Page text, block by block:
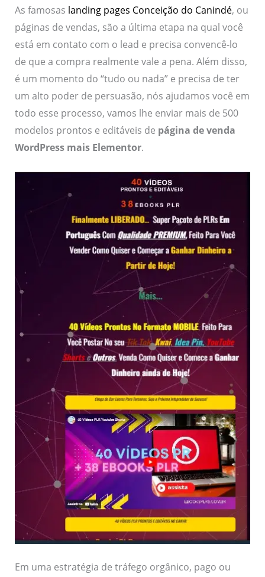
As famosas landing pages Conceição do Canindé, ou
páginas de vendas, são a última etapa na qual você
está em contato com o lead e precisa convencê-lo
de que a compra realmente vale a pena. Além disso,
é um momento do “tudo ou nada” e precisa de ter
um alto poder de persuasão, nós ajudamos você em
todo esse processo, vamos lhe enviar mais de 500
modelos prontos e editáveis de página de venda
WordPress mais Elementor.
Em uma estratégia de tráfego orgânico, pago ou